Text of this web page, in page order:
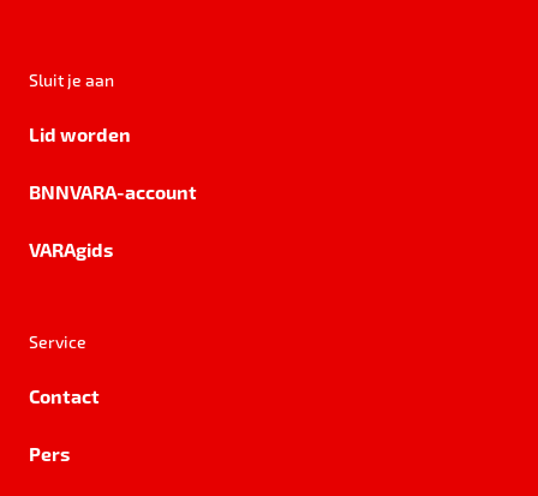
Sluit je aan
Lid worden
BNNVARA-account
VARAgids
Service
Contact
Pers